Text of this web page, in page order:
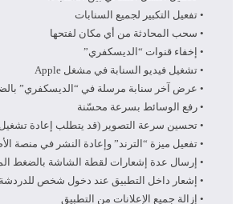
• تفعيل التكبير لجميع السنابات
• سحب المحادثة من أي مكان لفتحها
• إخفاء قنوات “الديسكفري”
• تشغيل فيديو السنابة في مشغل Apple
• عرض آخر سنابة مرسلة في “الديسكفري”
• رفع الوسائط بسرعة محسّنة
• تحسين سرعة التصوير (قد يتطلب إعادة
• تفعيل ميزة “الترند” وإعادة النشر في منصة
• إرسال عدة إشعارات لقطة الشاشة بالضغط
• إشعار داخل التطبيق عند دخول شخص
• إزالة جميع الإعلانات من التطبيق